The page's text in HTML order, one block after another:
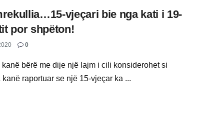
vjeçari bie nga kati i 19-
por shpëton!
0
kanë bërë me dije një lajm i cili konsiderohet si
kanë raportuar se një 15-vjeçar ka ...